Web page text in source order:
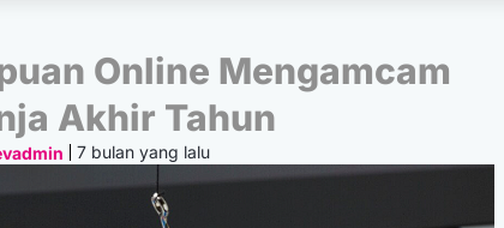
Online Mengamcam
Akhir Tahun
7 bulan yang lalu